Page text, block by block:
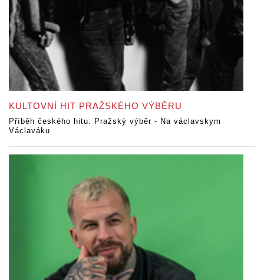
KULTOVNÍ HIT PRAŽSKÉHO VÝBĚRU
Příběh českého hitu: Pražský výběr - Na václavskym
Václaváku